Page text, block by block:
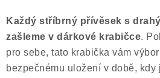
Každý stříbrný přívěsek s
zašleme v dárkové krabičce.
pro sebe, tato krabička vám
bezpečnému uložení v době, kdy